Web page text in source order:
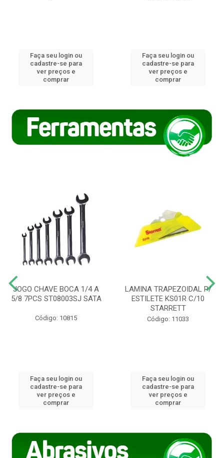
Faça seu login ou
cadastre-se para
ver preços e
comprar
Faça seu login ou
cadastre-se para
ver preços e
comprar
JOGO CHAVE BOCA 1/4 A
5/8 7PCS ST08003SJ SATA
Código: 10815
Faça seu login ou
cadastre-se para
ver preços e
comprar
LAMINA TRAPEZOIDAL P/
ESTILETE KS01R C/10
STARRETT
Código: 11033
Faça seu login ou
cadastre-se para
ver preços e
comprar